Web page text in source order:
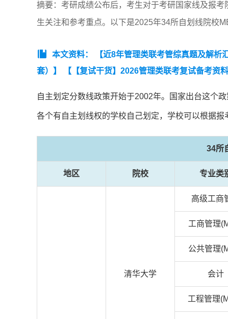
摘要：考研成绩公布后，考生对于考研国家线及报
生关注和参考重点。以下是2025年34所自划线院校
本文资料： 【近8年管理类联考管综真题及解析
套）】
【【复试干货】2026管理类联考复试备考资料
自主划定分数线政策开始于2002年。国家出台这个
各个有自主划线权的学校自己划定，学校可以根据
34所
地区 院校 专业类
清华大学
高级工商
工商管理
公共管理
会计
工程管理